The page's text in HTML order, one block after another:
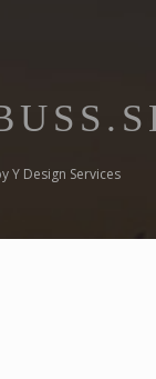
Y Design Services